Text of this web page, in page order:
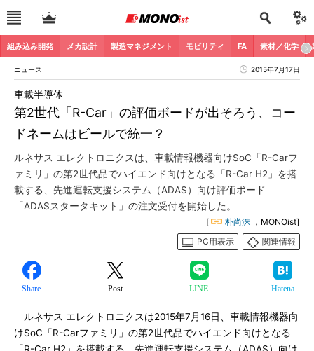
組み込み開発 メカ設計 製造マネジメント モビリティ FA 素材／化学
ニュース 2015年7月17日
第2世代「R-Car」の評価ボードが出そろう、コー
ドネームはビールで統一？
車載半導体
ルネサス エレクトロニクスは、車載情報機器向けSoC「R-Carフ
ァミリ」の第2世代品でハイエンド向けとなる「R-Car H2」を搭
載する、先進運転支援システム（ADAS）向け評価ボード
「ADASスタータキット」の注文受付を開始した。
[ 朴尚洙 ，MONOist]
PC用表示
関連情報
Share Post LINE Hatena
ルネサス エレクトロニクスは2015年7月16日、車載情報機器向
けSoC「R-Carファミリ」の第2世代品でハイエンド向けとなる